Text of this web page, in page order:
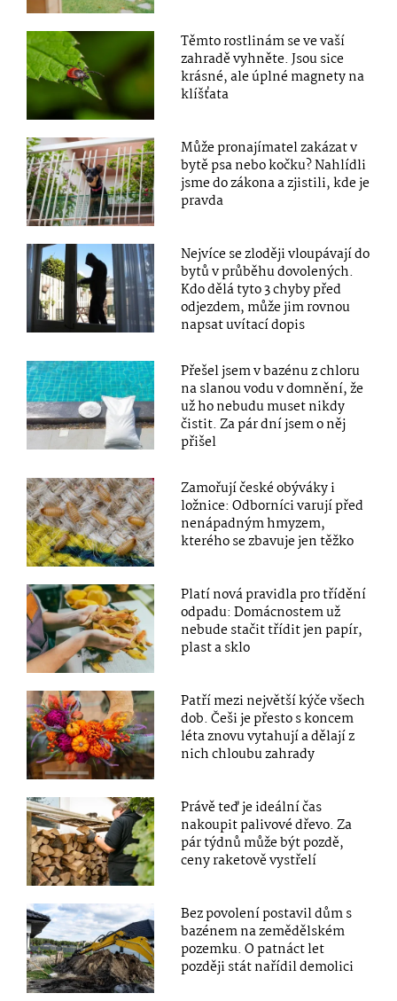
Těmto rostlinám se ve vaší
zahradě vyhněte. Jsou sice
krásné, ale úplné magnety na
klíšťata
Může pronajímatel zakázat v
bytě psa nebo kočku? Nahlídli
jsme do zákona a zjistili, kde je
pravda
Nejvíce se zloději vloupávají do
bytů v průběhu dovolených.
Kdo dělá tyto 3 chyby před
odjezdem, může jim rovnou
napsat uvítací dopis
Přešel jsem v bazénu z chloru
na slanou vodu v domnění, že
už ho nebudu muset nikdy
čistit. Za pár dní jsem o něj
přišel
Zamořují české obýváky i
ložnice: Odborníci varují před
nenápadným hmyzem,
kterého se zbavuje jen těžko
Platí nová pravidla pro třídění
odpadu: Domácnostem už
nebude stačit třídit jen papír,
plast a sklo
Patří mezi největší kýče všech
dob. Češi je přesto s koncem
léta znovu vytahují a dělají z
nich chloubu zahrady
Právě teď je ideální čas
nakoupit palivové dřevo. Za
pár týdnů může být pozdě,
ceny raketově vystřelí
Bez povolení postavil dům s
bazénem na zemědělském
pozemku. O patnáct let
později stát nařídil demolici